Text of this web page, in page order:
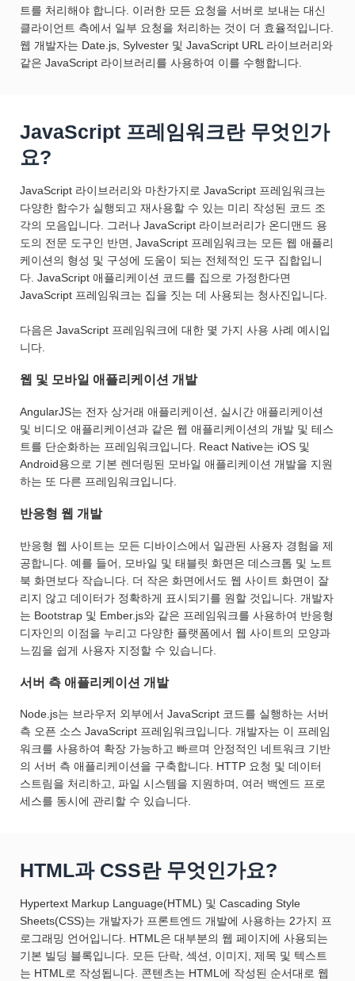
트를 처리해야 합니다. 이러한 모든 요청을 서버로 보내는 대신
클라이언트 측에서 일부 요청을 처리하는 것이 더 효율적입니다.
웹 개발자는 Date.js, Sylvester 및 JavaScript URL 라이브러리와
같은 JavaScript 라이브러리를 사용하여 이를 수행합니다.
JavaScript 프레임워크란 무엇인가
요?
JavaScript 라이브러리와 마찬가지로 JavaScript 프레임워크는
다양한 함수가 실행되고 재사용할 수 있는 미리 작성된 코드 조
각의 모음입니다. 그러나 JavaScript 라이브러리가 온디맨드 용
도의 전문 도구인 반면, JavaScript 프레임워크는 모든 웹 애플리
케이션의 형성 및 구성에 도움이 되는 전체적인 도구 집합입니
다. JavaScript 애플리케이션 코드를 집으로 가정한다면
JavaScript 프레임워크는 집을 짓는 데 사용되는 청사진입니다.
다음은 JavaScript 프레임워크에 대한 몇 가지 사용 사례 예시입
니다.
웹 및 모바일 애플리케이션 개발
AngularJS는 전자 상거래 애플리케이션, 실시간 애플리케이션
및 비디오 애플리케이션과 같은 웹 애플리케이션의 개발 및 테스
트를 단순화하는 프레임워크입니다. React Native는 iOS 및
Android용으로 기본 렌더링된 모바일 애플리케이션 개발을 지원
하는 또 다른 프레임워크입니다.
반응형 웹 개발
반응형 웹 사이트는 모든 디바이스에서 일관된 사용자 경험을 제
공합니다. 예를 들어, 모바일 및 태블릿 화면은 데스크톱 및 노트
북 화면보다 작습니다. 더 작은 화면에서도 웹 사이트 화면이 잘
리지 않고 데이터가 정확하게 표시되기를 원할 것입니다. 개발자
는 Bootstrap 및 Ember.js와 같은 프레임워크를 사용하여 반응형
디자인의 이점을 누리고 다양한 플랫폼에서 웹 사이트의 모양과
느낌을 쉽게 사용자 지정할 수 있습니다.
서버 측 애플리케이션 개발
Node.js는 브라우저 외부에서 JavaScript 코드를 실행하는 서버
측 오픈 소스 JavaScript 프레임워크입니다. 개발자는 이 프레임
워크를 사용하여 확장 가능하고 빠르며 안정적인 네트워크 기반
의 서버 측 애플리케이션을 구축합니다. HTTP 요청 및 데이터
스트림을 처리하고, 파일 시스템을 지원하며, 여러 백엔드 프로
세스를 동시에 관리할 수 있습니다.
HTML과 CSS란 무엇인가요?
Hypertext Markup Language(HTML) 및 Cascading Style
Sheets(CSS)는 개발자가 프론트엔드 개발에 사용하는 2가지 프
로그래밍 언어입니다. HTML은 대부분의 웹 페이지에 사용되는
기본 빌딩 블록입니다. 모든 단락, 섹션, 이미지, 제목 및 텍스트
는 HTML로 작성됩니다. 콘텐츠는 HTML에 작성된 순서대로 웹